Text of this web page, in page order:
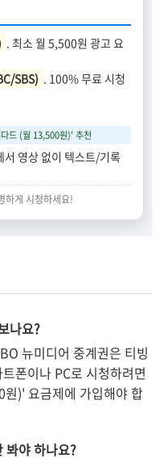
. 최소 월 5,500원 광고 요
SBS) . 100% 무료 시청
드 (월 13,500원)' 추천
서 영상 없이 텍스트/기록
하게 시청하세요!
나요?
뉴미디어 중계권은 티빙
폰이나 PC로 시청하려면
)' 요금제에 가입해야 합
봐야 하나요?